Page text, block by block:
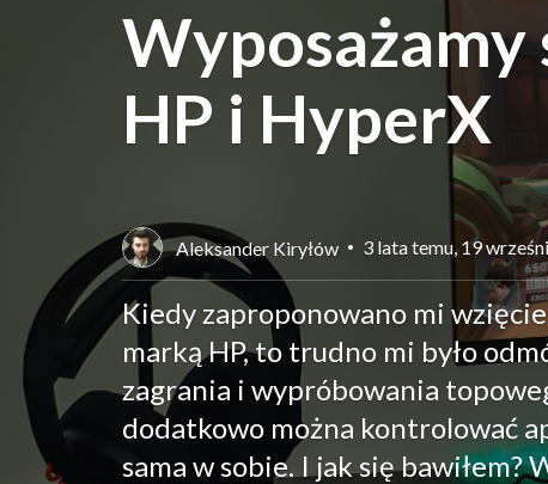
Wyposażamy
HP i HyperX
Aleksander Kiryłów 3 lata temu, 19
Kiedy zaproponowano mi
marką HP, to trudno mi było
zagrania i wypróbowania
dodatkowo można kontrolować
sama w sobie. I jak się